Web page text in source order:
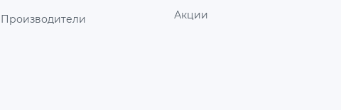
Производители Акции